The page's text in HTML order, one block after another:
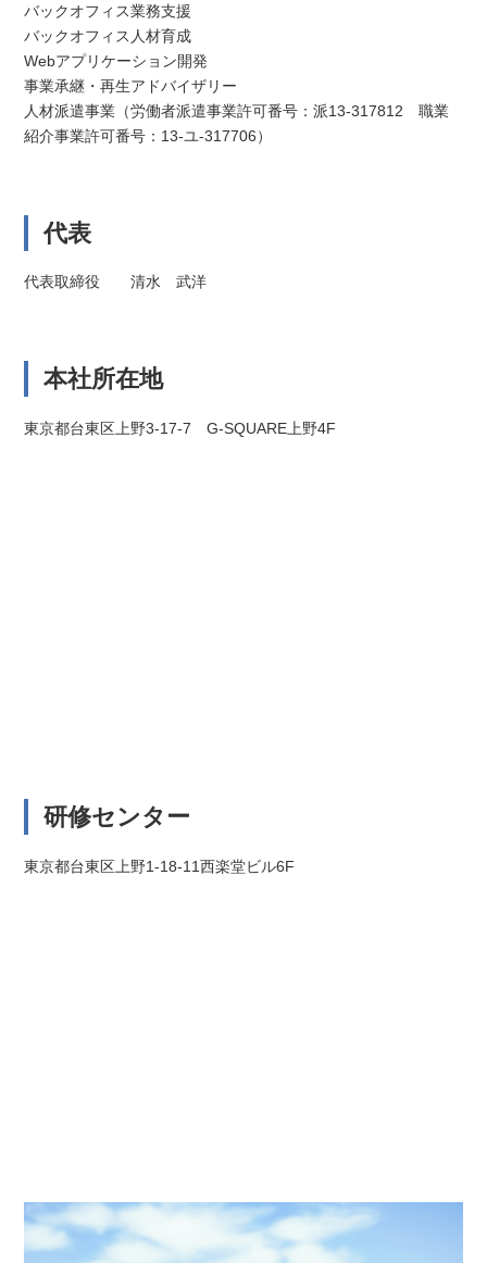
バックオフィス業務支援
バックオフィス人材育成
Webアプリケーション開発
事業承継・再生アドバイザリー
人材派遣事業（労働者派遣事業許可番号：派13-317812 職業
紹介事業許可番号：13-ユ-317706）
代表
代表取締役 清水 武洋
本社所在地
東京都台東区上野3-17-7 G-SQUARE上野4F
研修センター
東京都台東区上野1-18-11西楽堂ビル6F